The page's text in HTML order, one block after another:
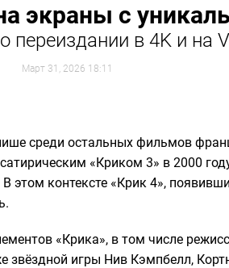
экраны с
переиздании в 4K и на
Март 31, 2026 18:11
среди остальных фильмов
«Криком 3» в 2000
этом контексте «Крик 4»,
«Крика», в том числе
звёздной игры Нив Кэмпбелл,